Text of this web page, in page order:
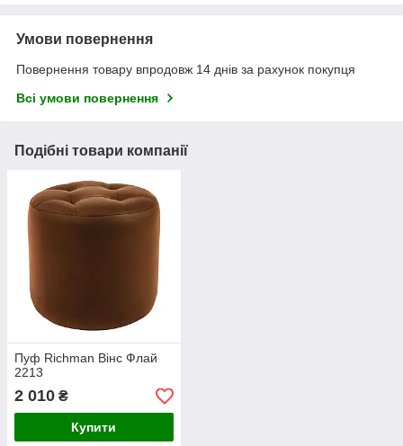
Умови повернення
Повернення товару впродовж 14 днів за рахунок покупця
Всі умови повернення
Подібні товари компанії
Пуф Richman Вінс Флай
2213
2 010 ₴
Купити